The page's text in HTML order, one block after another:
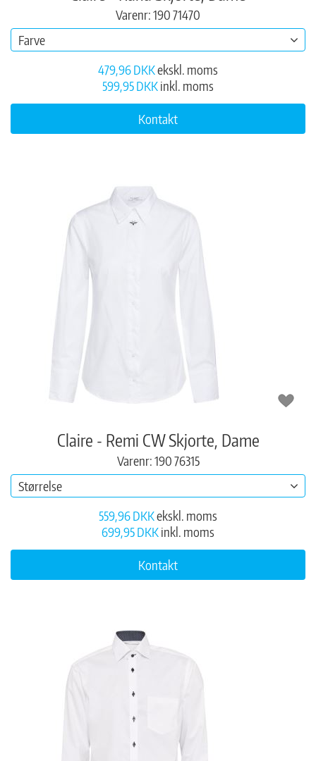
Varenr: 190 71470
Farve
479,96 DKKekskl. moms
599,95 DKKinkl. moms
Kontakt
Claire - Remi CW Skjorte, Dame
Varenr: 190 76315
Størrelse
559,96 DKKekskl. moms
699,95 DKKinkl. moms
Kontakt